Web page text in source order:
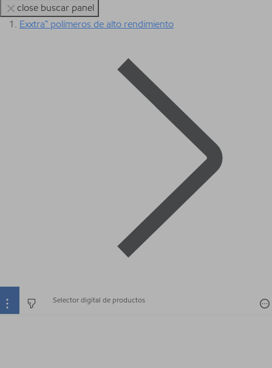
close buscar panel
Exxtra™ polímeros de alto rendimiento
Selector digital de productos